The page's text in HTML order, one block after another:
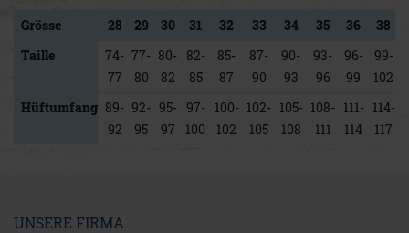
Grösse 28 29 30 31 32 33 34 35 36
38
Taille
74-
77
77-
80
80-
82
82-
85
85-
87
87-
90
90-
93
93-
96
96-
99
99-
102
Hüftumfang 89-
92
92-
95
95-
97
97-
100
100-
102
102-
105
105-
108
108-
111
111-
114
114-
117
UNSERE FIRMA